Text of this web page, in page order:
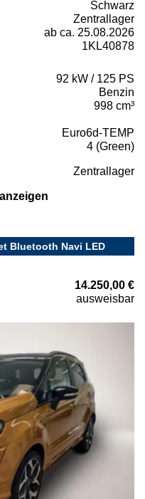
Schwarz
Zentrallager
ab ca. 25.08.2026
1KL40878
92 kW / 125 PS
Benzin
998 cm³
Euro6d-TEMP
4 (Green)
Zentrallager
Bluetooth Navi LED
14.250,00 €
ausweisbar